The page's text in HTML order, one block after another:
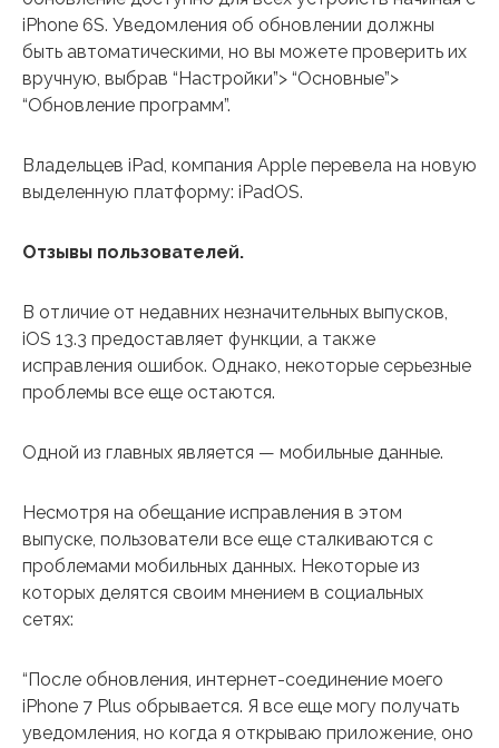
iPhone 6S. Уведомления об обновлении должны
быть автоматическими, но вы можете проверить их
вручную, выбрав “Настройки”> “Основные”>
“Обновление программ”.
Владельцев iPad, компания Apple перевела на новую
выделенную платформу: iPadOS.
Отзывы пользователей.
В отличие от недавних незначительных выпусков,
iOS 13.3 предоставляет функции, а также
исправления ошибок. Однако, некоторые серьезные
проблемы все еще остаются.
Одной из главных является — мобильные данные.
Несмотря на обещание исправления в этом
выпуске, пользователи все еще сталкиваются с
проблемами мобильных данных. Некоторые из
которых делятся своим мнением в социальных
сетях:
“После обновления, интернет-соединение моего
iPhone 7 Plus обрывается. Я все еще могу получать
уведомления, но когда я открываю приложение, оно